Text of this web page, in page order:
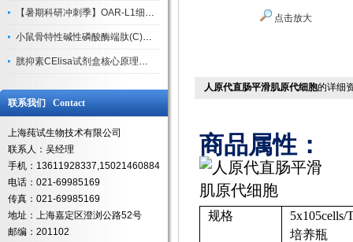
【暑期科研冲刺季】OAR-L1细胞专用培养基特惠，助力实验高效突破
小鼠骨特性碱性磷酸酶端肽(C)elisa试剂盒大促，骨科研人速囤
胱抑素CElisa试剂盒核心原理、产品特性与全流程操作规范详解
联系我们 Contact
上海莼试生物技术有限公司
联系人：吴经理
手机：13611928337,15021460884
电话：021-69985169
传真：021-69985169
地址：上海嘉定区澄浏公路52号
邮编：201102
点击放大
人原代直肠平滑肌原代细胞的详细
商品属性：
规格
培养瓶